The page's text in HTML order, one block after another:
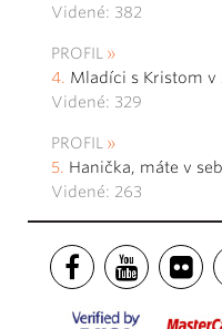
Videné: 382
PROFIL
Mladíci s Kristom v
Videné: 329
PROFIL
Hanička, máte v
Videné: 263